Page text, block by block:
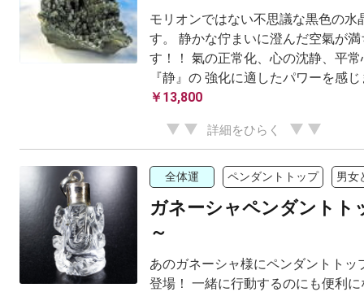
モリオンではない不思議な黒色の水
す。 静かな佇まいに澄んだ空氣が
す！！ 氣の正常化、心の沈静、平
『静』の 強化に適したパワーを感
￥13,800
詳細をひらく
全体運 ペンダントトップ 男女
ガネーシャペンダントト
～
あのガネーシャ様にペンダントトッ
登場！ 一緒に行動するのにも便利